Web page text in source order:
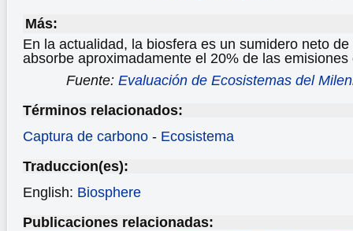
Más:
En la actualidad, la biosfera es un sumidero neto
absorbe aproximadamente el 20% de las
Fuente: Evaluación de Ecosistemas del
Términos relacionados:
Captura de carbono - Ecosistema
Traduccion(es):
English: Biosphere
Publicaciones relacionadas: